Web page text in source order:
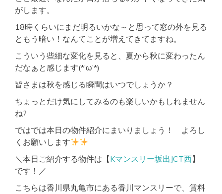
がします。
18時くらいにまだ明るいかな～と思って窓の外を見る
ともう暗い！なんてことが増えてきてますね。
こういう些細な変化を見ると、夏から秋に変わったん
だなぁと感じます(*’ω’*)
皆さまは秋を感じる瞬間はいつでしょうか？
ちょっとだけ気にしてみるのも楽しいかもしれません
ね?
ではでは本日の物件紹介にまいりましょう！ よろし
くお願いします
＼本日ご紹介する物件は【Kマンスリー坂出JCT西】
です！／
こちらは香川県丸亀市にある香川マンスリーで、賃料